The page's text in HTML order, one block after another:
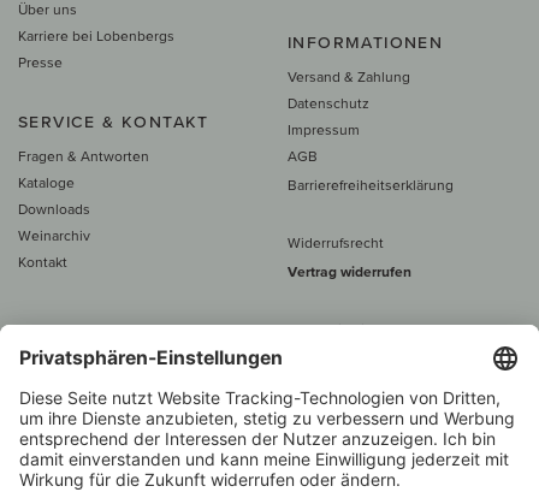
Über uns
Karriere bei Lobenbergs
Presse
SERVICE & KONTAKT
Fragen & Antworten
Kataloge
Downloads
Weinarchiv
Kontakt
INFORMATIONEN
Versand & Zahlung
Datenschutz
Impressum
AGB
Barrierefreiheitserklärung
Widerrufsrecht
Vertrag widerrufen
Alle Preise inkl. MwSt., zzgl. 5 €
60 € versand­kosten­